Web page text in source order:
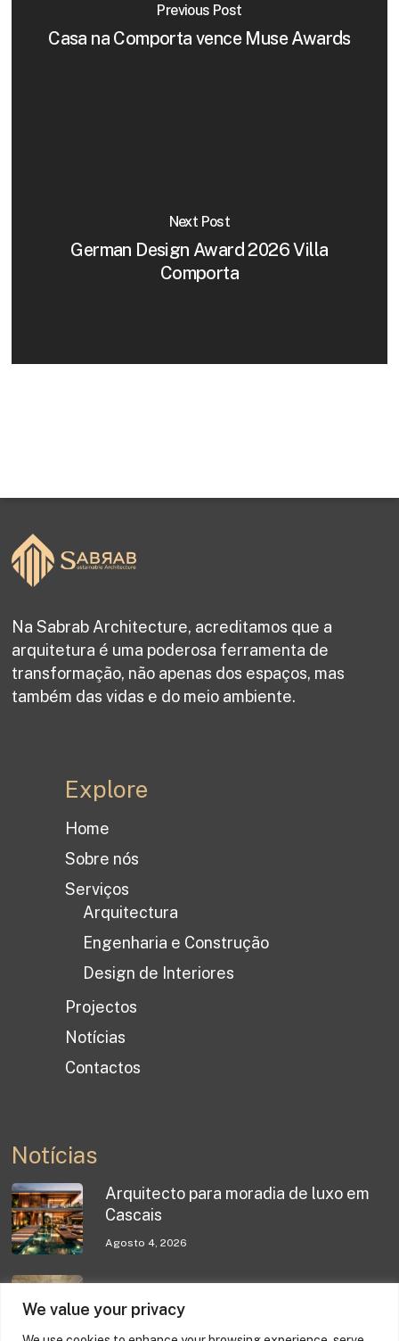
We value your privacy
Previous Post
Casa na Comporta vence Muse Awards
Next Post
German Design Award 2026 Villa
Comporta
Na Sabrab Architecture, acreditamos que a
arquitetura é uma poderosa ferramenta de
transformação, não apenas dos espaços, mas
também das vidas e do meio ambiente.
Explore
Home
Sobre nós
Serviços
Arquitectura
Engenharia e Construção
Design de Interiores
Projectos
Notícias
Contactos
Notícias
Arquitecto para moradia de luxo em
Cascais
Agosto 4, 2026